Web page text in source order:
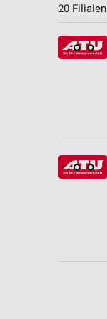
20 Filialen